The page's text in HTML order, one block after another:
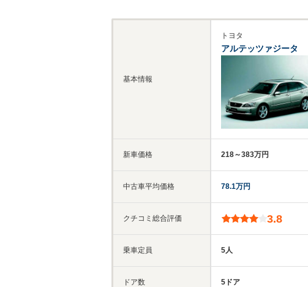
基本情報
新車価格
中古車平均価格
クチコミ総合評価
乗車定員
ドア数
トヨタ
アルテッツァジータ
218～383万円
78.1万円
3.8
5人
5ドア